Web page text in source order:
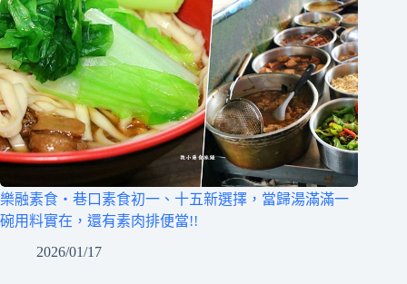
樂融素食‧巷口素食初一、十五新選擇，當歸湯滿滿一
碗用料實在，還有素肉排便當!!
2026/01/17